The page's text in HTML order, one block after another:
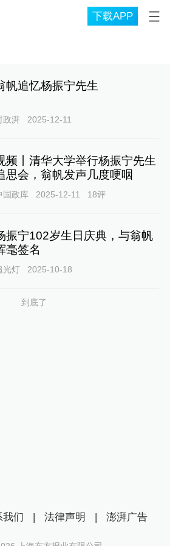
下载APP
帆追忆杨振宁先生
政湃 2025-12-11
频丨清华大学举行杨振宁先生
思会，翁帆发声几度哽咽
国政库 2025-12-11 18评
振宁102岁生日庆典，与翁帆
毫签名
光灯 2025-10-18
到底了
我们 | 法律声明 | 澎湃广告